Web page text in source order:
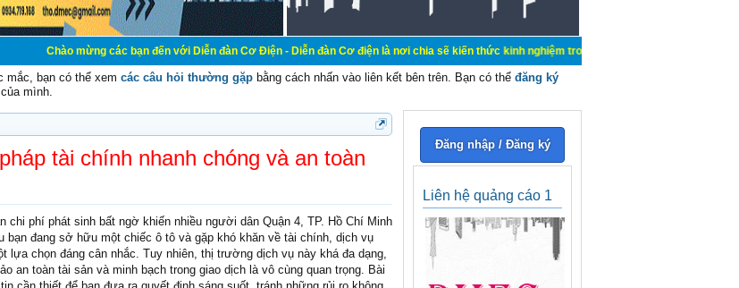
mừng các bạn đến với Diễn đàn Cơ Điện - Diễn đàn Cơ điện là nơi chia sẽ kiến thức kinh nghiệm trong lãnh vực cơ điện, mua bán, ký gửi,
mắc, bạn có thể xem các câu hỏi thường gặp bằng cách nhấn vào liên kết bên trên. Bạn có thể đăng ký
mình.
tài chính nhanh chóng và an toàn
chi phí phát sinh bất ngờ khiến nhiều người dân Quận 4, TP. Hồ Chí Minh
bạn đang sở hữu một chiếc ô tô và gặp khó khăn về tài chính, dịch vụ
lựa chọn đáng cân nhắc. Tuy nhiên, thị trường dịch vụ này khá đa dạng,
an toàn tài sản và minh bạch trong giao dịch là vô cùng quan trọng. Bài
Đăng nhập / Đăng ký
Liên hệ quảng cáo 1